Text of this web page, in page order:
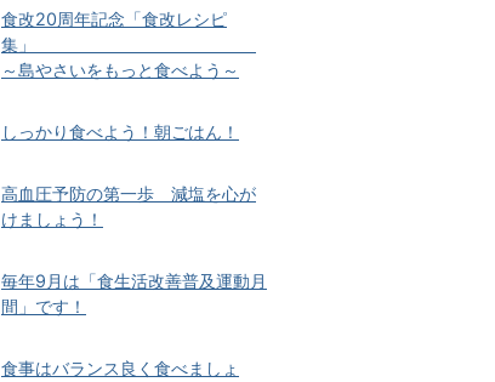
食改20周年記念「食改レシピ
集」
～島やさいをもっと食べよう～
しっかり食べよう！朝ごはん！
高血圧予防の第一歩 減塩を心が
けましょう！
毎年9月は「食生活改善普及運動月
間」です！
食事はバランス良く食べましょ